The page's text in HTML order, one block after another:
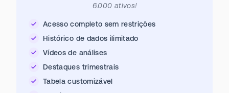
6.000 ativos!
Acesso completo sem restrições
Histórico de dados ilimitado
Vídeos de análises
Destaques trimestrais
Tabela customizável